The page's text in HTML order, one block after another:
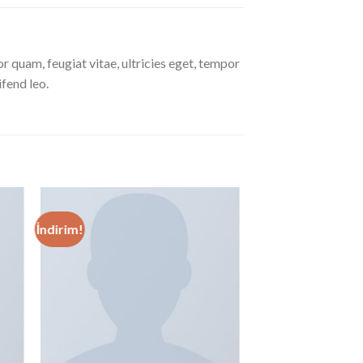
quam, feugiat vitae, ultricies eget, tempor
leo.
İndirim!